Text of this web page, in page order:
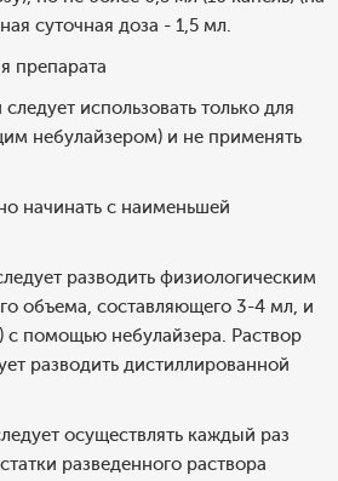
суточная доза - 1,5 мл.
препарата
использовать только для
небулайзером) и не применять
начинать с наименьшей
разводить физиологическим
объема, составляющего 3-4 мл, и
с помощью небулайзера. Раствор
разводить дистиллированной
осуществлять каждый раз
разведенного раствора